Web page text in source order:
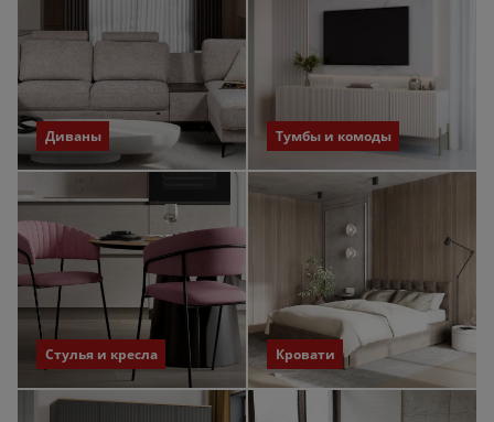
Диваны Тумбы и комоды
Стулья и кресла Кровати